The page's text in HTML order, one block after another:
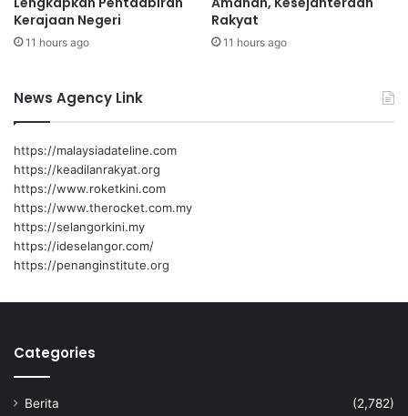
r
t
a
b
a
a
l
d
i
b
u
k
N
e
Kerajaan Negeri
11 hours ago
Rakyat
11 hours ago
News Agency Link
https://malaysiadateline.com
https://keadilanrakyat.org
https://www.roketkini.com
https://www.therocket.com.my
https://selangorkini.my
https://ideselangor.com/
https://penanginstitute.org
Categories
Berita
(2,782)